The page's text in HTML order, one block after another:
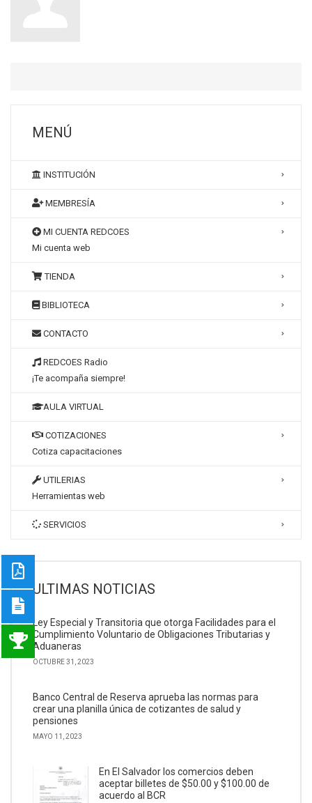
MENÚ
INSTITUCIÓN
MEMBRESÍA
MI CUENTA REDCOES
Mi cuenta web
TIENDA
BIBLIOTECA
CONTACTO
REDCOES Radio
¡Te acompaña siempre!
AULA VIRTUAL
COTIZACIONES
Cotiza capacitaciones
UTILERIAS
Herramientas web
SERVICIOS
ULTIMAS NOTICIAS
Ley Especial y Transitoria que otorga Facilidades para el
Cumplimiento Voluntario de Obligaciones Tributarias y
Aduaneras
OCTUBRE 31, 2023
Banco Central de Reserva aprueba las normas para
crear una planilla única de cotizantes de salud y
pensiones
MAYO 11, 2023
En El Salvador los comercios deben
aceptar billetes de $50.00 y $100.00 de
acuerdo al BCR